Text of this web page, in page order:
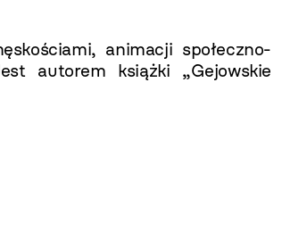
animacji społeczno-
autorem książki „Gejowskie